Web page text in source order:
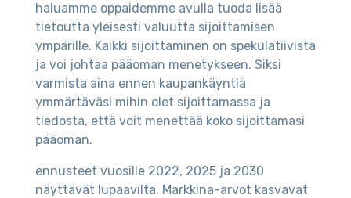
haluamme oppaidemme avulla tuoda lisää
tietoutta yleisesti valuutta sijoittamisen
ympärille. Kaikki sijoittaminen on spekulatiivista
ja voi johtaa pääoman menetykseen. Siksi
varmista aina ennen kaupankäyntiä
ymmärtäväsi mihin olet sijoittamassa ja
tiedosta, että voit menettää koko sijoittamasi
pääoman.
ennusteet vuosille 2022, 2025 ja 2030
näyttävät lupaavilta. Markkina-arvot kasvavat